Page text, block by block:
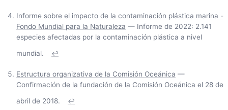
Informe sobre el impacto de la contaminación plástica marina -
Fondo Mundial para la Naturaleza — Informe de 2022: 2.141
especies afectadas por la contaminación plástica a nivel
mundial.
↩
Estructura organizativa de la Comisión Oceánica —
Confirmación de la fundación de la Comisión Oceánica el 28 de
abril de 2018.
↩